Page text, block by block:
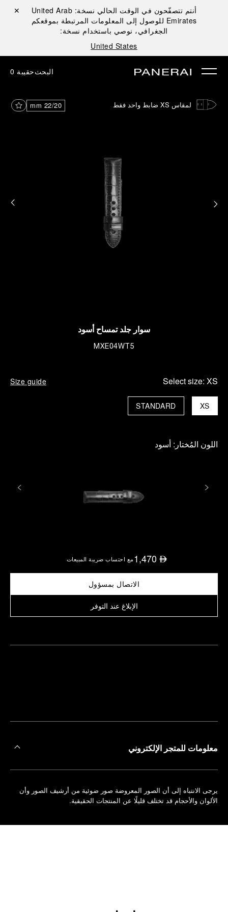
أنتم تتصفّحون في الوقت الحالي نسخة: United Arab
Emirates للوصول إلى المعلومات المرتبطة بموقعكم
الجغرافي، نوصي باستخدام نسخة:
United States
إغلاق ✕
البحثحقيبة 0
22/20 mm لمقاس XS ضابط واحد فقط
سوار جلد تمساح أسود
MXE04WT5
Select size: XS
Size guide
XS
STANDARD
اللون المُختار: أسود
⃃
1,470 مع احتساب ضريبة المبيعات
الاتصال بمسؤول
الإبلاغ عند التوفر
معلومات للمتجر الإلكتروني
يرجى الانتباه إلى أن الصور المعروضة صور ضوئية من أرشيف الصور وأن
الألوان والأحجام قد تختلف قليلًا عن المنتجات الحقيقية.